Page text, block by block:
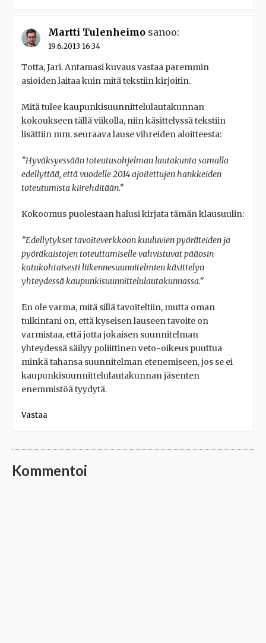
Martti Tulenheimo sanoo:
19.6.2013 16:34
Totta, Jari. Antamasi kuvaus vastaa paremmin
asioiden laitaa kuin mitä tekstiin kirjoitin.
Mitä tulee kaupunkisuunnittelulautakunnan
kokoukseen tällä viikolla, niin käsittelyssä tekstiin
lisättiin mm. seuraava lause vihreiden aloitteesta:
”Hyväksyessään toteutusohjelman lautakunta samalla
edellyttää, että vuodelle 2014 ajoitettujen hankkeiden
toteutumista kiirehditään.”
Kokoomus puolestaan halusi kirjata tämän klausuulin:
”Edellytykset tavoiteverkkoon kuuluvien pyöräteiden ja
pyöräkaistojen toteuttamiselle vahvistuvat pääosin
katukohtaisesti liikennesuunnitelmien käsittelyn
yhteydessä kaupunkisuunnittelulautakunnassa.”
En ole varma, mitä sillä tavoiteltiin, mutta oman
tulkintani on, että kyseisen lauseen tavoite on
varmistaa, että jotta jokaisen suunnitelman
yhteydessä säilyy poliittinen veto-oikeus puuttua
minkä tahansa suunnitelman etenemiseen, jos se ei
kaupunkisuunnittelulautakunnan jäsenten
enemmistöä tyydytä.
Vastaa
Kommentoi